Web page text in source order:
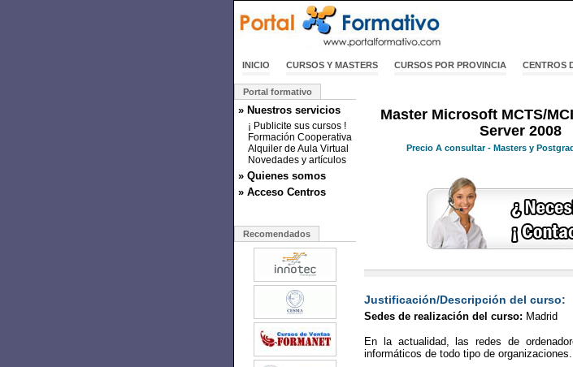
INICIO CURSOS Y MASTERS CURSOS POR PROVINCIA CENTROS
Portal formativo
» Nuestros servicios
¡ Publicite sus cursos !
Formación Cooperativa
Alquiler de Aula Virtual
Novedades y artículos
» Quienes somos
» Acceso Centros
Recomendados
Master Microsoft MCTS/
Server 2008
Precio A consultar - Masters y
Justificación/Descripción del curso:
Sedes de realización del curso: Madrid
En la actualidad, las redes de
informáticos de todo tipo de organizaciones.